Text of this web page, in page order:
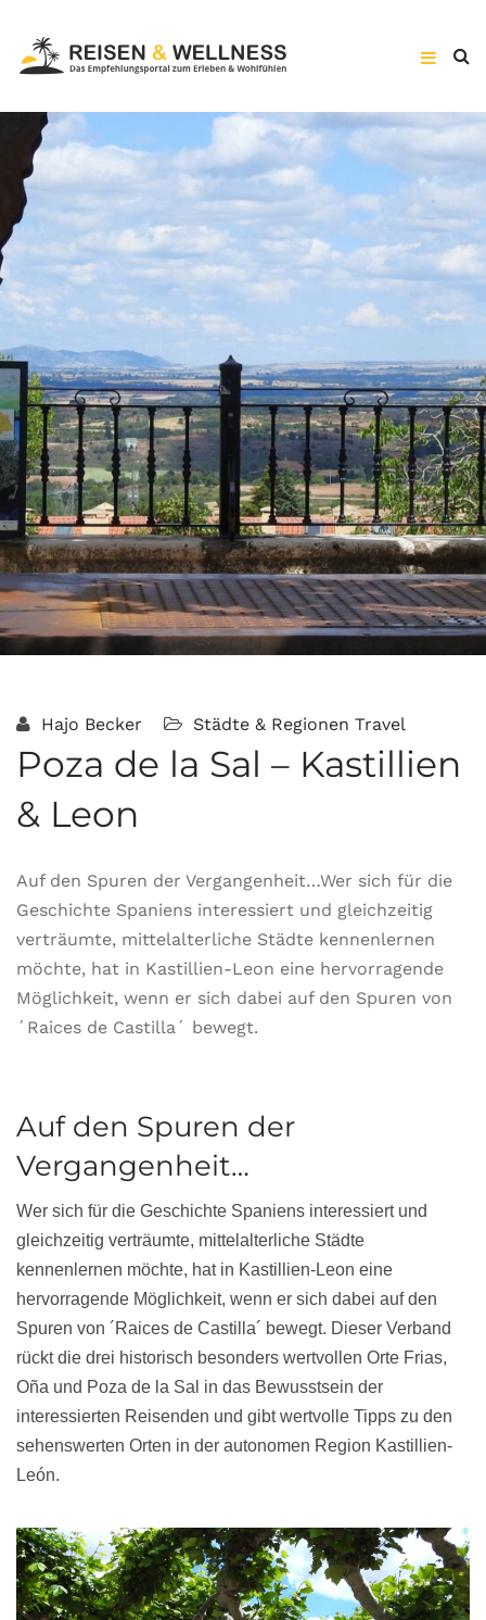
Hajo Becker Städte & Regionen Travel
Poza de la Sal – Kastillien
& Leon
Auf den Spuren der Vergangenheit…Wer sich für die
Geschichte Spaniens interessiert und gleichzeitig
verträumte, mittelalterliche Städte kennenlernen
möchte, hat in Kastillien-Leon eine hervorragende
Möglichkeit, wenn er sich dabei auf den Spuren von
´Raices de Castilla´ bewegt.
Auf den Spuren der
Vergangenheit…
Wer sich für die Geschichte Spaniens interessiert und
gleichzeitig verträumte, mittelalterliche Städte
kennenlernen möchte, hat in Kastillien-Leon eine
hervorragende Möglichkeit, wenn er sich dabei auf den
Spuren von ´Raices de Castilla´ bewegt. Dieser Verband
rückt die drei historisch besonders wertvollen Orte Frias,
Oña und Poza de la Sal in das Bewusstsein der
interessierten Reisenden und gibt wertvolle Tipps zu den
sehenswerten Orten in der autonomen Region Kastillien-
León.